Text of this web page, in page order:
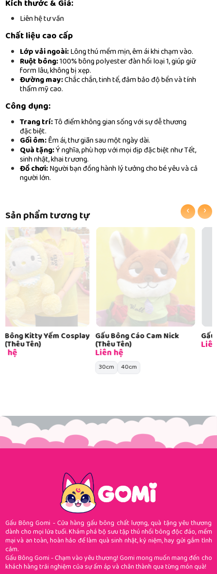
Kích thước & Giá:
Liên hệ tư vấn
Chất liệu cao cấp
Lớp vải ngoài:Lông thú mềm mịn, êm ái khi chạm vào.
Ruột bông:100% bông polyester đàn hồi loại 1, giúp giữ
form lâu, không bị xẹp.
Đường may:Chắc chắn, tinh tế, đảm bảo độ bền và tính
thẩm mỹ cao.
Công dụng:
Trang trí:Tô điểm không gian sống với sự dễ thương
đặc biệt.
Gối ôm:Êm ái, thư giãn sau một ngày dài.
Quà tặng:Ý nghĩa, phù hợp với mọi dịp đặc biệt như Tết,
sinh nhật, khai trương.
Đồ chơi:Người bạn đồng hành lý tưởng cho bé yêu và cả
người lớn.
Sản phẩm tương tự
Gấu Bông Cáo Cam Nick
(Thêu Tên)
Liên hệ
Gấu Bông Stitch (Thêu Tên)
Liên hệ
‹ ›
Gấu Bông Gomi - Cửa hàng gấu bông chất lượng, quà tặng yêu thương
dành cho mọi lứa tuổi. Khám phá bộ sưu tập thú nhồi bông độc đáo, mềm
mại và an toàn, hoàn hảo để làm quà sinh nhật, kỷ niệm, hay gửi gắm tình
cảm.
Gấu Bông Gomi - Chạm vào yêu thương! Gomi mong muốn mang đến cho
khách hàng trải nghiệm của sự ấm áp và chân thành qua từng món quà!